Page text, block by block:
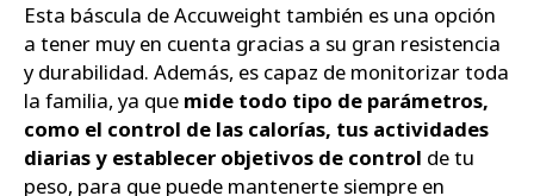
Esta báscula de Accuweight también es una opción
a tener muy en cuenta gracias a su gran resistencia
y durabilidad. Además, es capaz de monitorizar toda
la familia, ya que mide todo tipo de parámetros,
como el control de las calorías, tus actividades
diarias y establecer objetivos de control de tu
peso, para que puede mantenerte siempre en